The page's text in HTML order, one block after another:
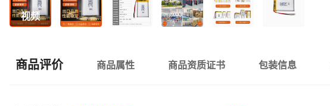
视频
商品评价 商品属性 商品资质证书 包装信息